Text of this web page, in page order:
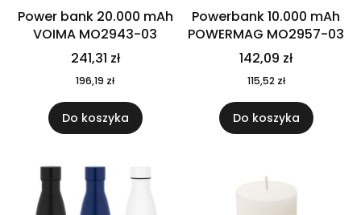
Power bank 20.000 mAh
VOIMA MO2943-03
241,31 zł
196,19 zł
Do koszyka
Powerbank 10.000 mAh
POWERMAG MO2957-03
142,09 zł
115,52 zł
Do koszyka